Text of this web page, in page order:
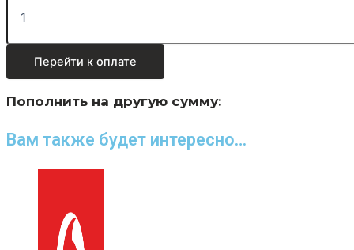
Перейти к оплате
Пополнить на другую сумму:
Вам также будет интересно…